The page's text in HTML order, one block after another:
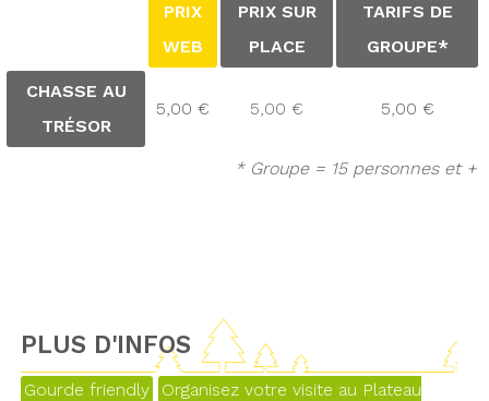
PRIX
WEB
PRIX SUR
PLACE
TARIFS DE
GROUPE*
CHASSE AU
TRÉSOR
5,00 € 5,00 € 5,00 €
* Groupe = 15 personnes et +
PLUS D'INFOS
Gourde friendly
Organisez votre visite au Plateau